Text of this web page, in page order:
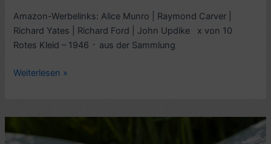
Amazon-Werbelinks: Alice Munro | Raymond Carver |
Richard Yates | Richard Ford | John Updike x von 10
Rotes Kleid – 1946 ᛫ aus der Sammlung
Kritik
I
Weiterlesen »